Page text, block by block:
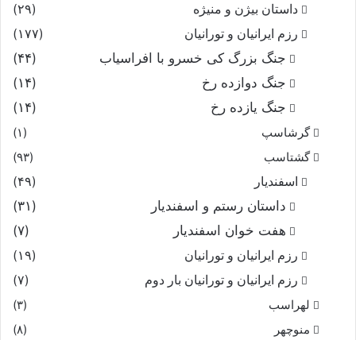
داستان بیژن و منیژه
(۲۹)
رزم ایرانیان و تورانیان
(۱۷۷)
جنگ بزرگ کی خسرو با افراسیاب
(۴۴)
جنگ دوازده رخ
(۱۴)
جنگ یازده رخ
(۱۴)
گرشاسپ
(۱)
گشتاسب
(۹۳)
اسفندیار
(۴۹)
داستان رستم و اسفندیار
(۳۱)
هفت خوان اسفندیار
(۷)
رزم ایرانیان و تورانیان
(۱۹)
رزم ایرانیان و تورانیان بار دوم
(۷)
لهراسب
(۳)
منوچهر
(۸)